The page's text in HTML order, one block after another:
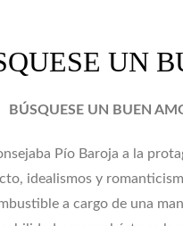
UN
BÚSQUESE UN BUEN
Pío Baroja a la
idealismos y
a cargo de una